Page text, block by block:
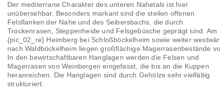
Der mediterrane Charakter des unteren Nahetals ist hier
unübersehbar. Besonders markant sind die steilen offenen
Felsflanken der Nahe und des Seibersbachs, die durch
Trockenrasen, Steppenheide und Felsgebüsche geprägt sind. Am
{pic_02_re} Heimberg bei Schloßböckelheim sowie weiter
nach Waldböckelheim liegen großflächige Magerrasenbestände
In den bewirtschaftbaren Hanglagen werden die Felsen und
Magerrasen von Weinbergen eingefasst, die bis an die Kuppen
heranreichen. Die Hanglagen sind durch Gehölze sehr vielfältig
strukturiert.